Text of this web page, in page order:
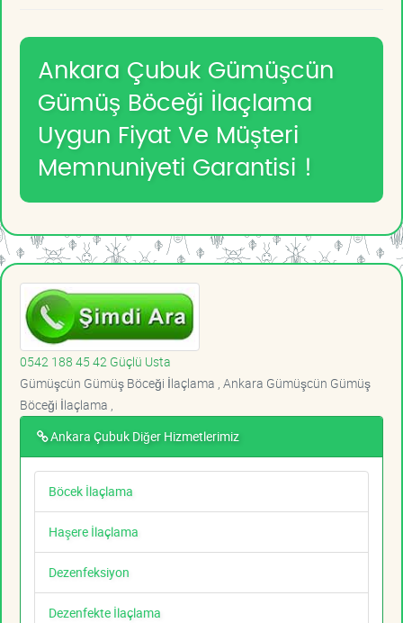
Ankara Çubuk Gümüşcün
Gümüş Böceği İlaçlama
Uygun Fiyat Ve Müşteri
Memnuniyeti Garantisi !
0542 188 45 42 Güçlü Usta
Gümüşcün Gümüş Böceği İlaçlama , Ankara Gümüşcün Gümüş
Böceği İlaçlama ,
Ankara Çubuk Diğer Hizmetlerimiz
Böcek İlaçlama
Haşere İlaçlama
Dezenfeksiyon
Dezenfekte İlaçlama